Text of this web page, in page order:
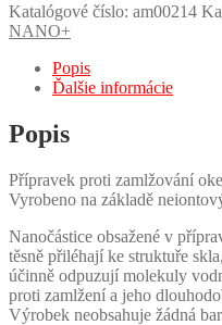
Katalógové číslo: am00214
NANO+
Popis
Ďalšie informácie
Popis
Přípravek proti zamlžování
Vyrobeno na základě
Nanočástice obsažené v
těsně přiléhají ke struktuře
účinně odpuzují molekuly
proti zamlžení a jeho
Výrobek neobsahuje žádná